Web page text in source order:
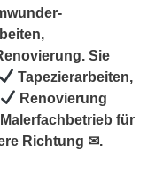
Sie
Tapezierarbeiten,
Renovierung
für
Richtung ✉.